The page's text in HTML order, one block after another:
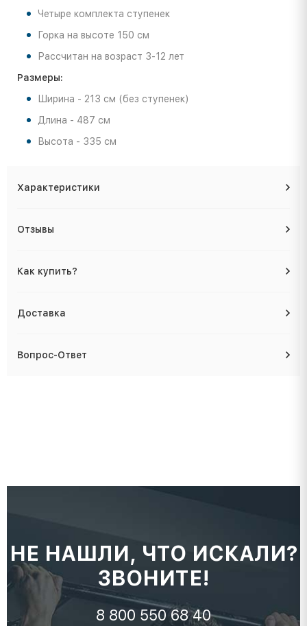
Четыре комплекта ступенек
Горка на высоте 150 см
Рассчитан на возраст 3-12 лет
Размеры:
Ширина - 213 см (без ступенек)
Длина - 487 см
Высота - 335 см
Характеристики
Отзывы
Как купить?
Доставка
Вопрос-Ответ
НЕ НАШЛИ, ЧТО ИСКАЛИ?
ЗВОНИТЕ!
8 800 550 68 40